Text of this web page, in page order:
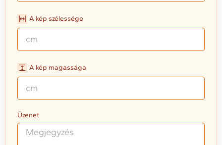
A kép szélessége
A kép magassága
Üzenet